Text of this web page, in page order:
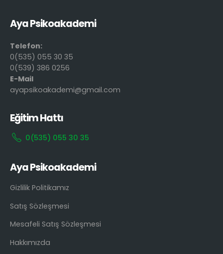
Aya Psikoakademi
Telefon:
0(535) 055 30 35
0(539) 386 0256
E-Mail
ayapsikoakademi@gmail.com
Eğitim Hattı
0(535) 055 30 35
Aya Psikoakademi
Gizlilik Politikamız
Satış Sözleşmesi
Mesafeli Satış Sözleşmesi
Hakkımızda